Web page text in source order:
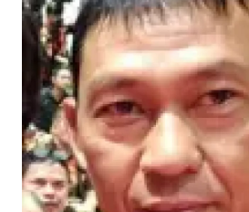
KONTAK
KAMI
INFO
IKLAN
TENTANG
KAMI